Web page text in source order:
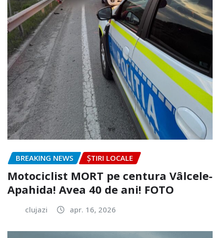
BREAKING NEWS ȘTIRI LOCALE
Motociclist MORT pe centura Vâlcele-
Apahida! Avea 40 de ani! FOTO
clujazi apr. 16, 2026